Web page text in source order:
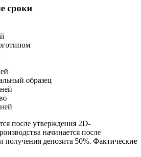
сроки
образец
после утверждения 2D-
начинается после
получения депозита 50%. Фактические